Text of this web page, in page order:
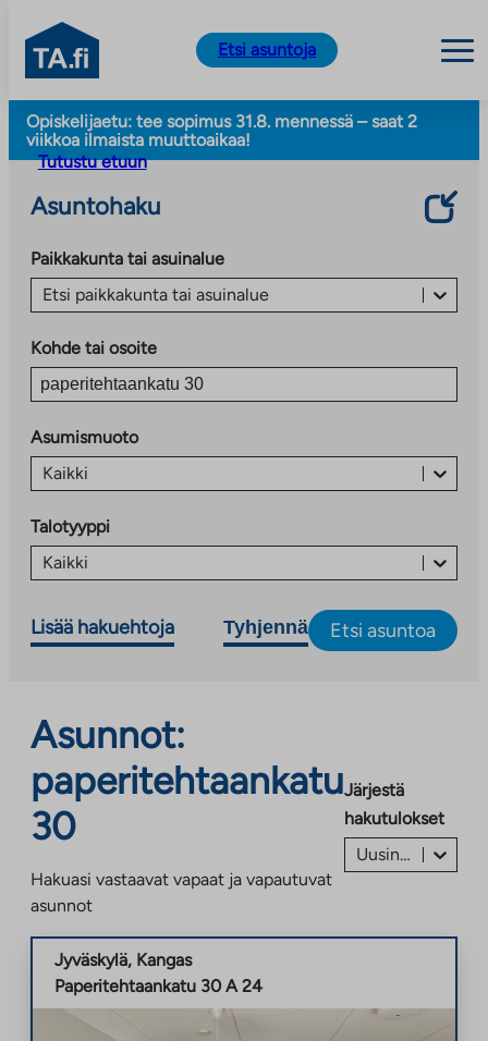
Siirry
sisältöön
TA.fi
Etsi asuntoja
Opiskelijaetu: tee sopimus 31.8. mennessä – saat 2
viikkoa ilmaista muuttoaikaa!
Tutustu etuun
Asuntohaku
Paikkakunta tai asuinalue
Etsi paikkakunta tai asuinalue
Kohde tai osoite
Asumismuoto
Kaikki
Talotyyppi
Kaikki
Lisää hakuehtoja Tyhjennä Etsi asuntoa
Asunnot:
paperitehtaankatu
30
Hakuasi vastaavat vapaat ja vapautuvat
asunnot
Järjestä
hakutulokset
Uusin ilmoitus ensin
Jyväskylä, Kangas
Paperitehtaankatu 30 A 24